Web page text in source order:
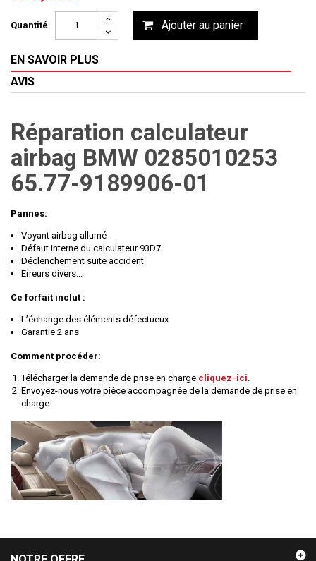
Quantité Ajouter au panier
EN SAVOIR PLUS
AVIS
Réparation calculateur
airbag BMW 0285010253
65.77-9189906-01
Pannes:
Voyant airbag allumé
Défaut interne du calculateur 93D7
Déclenchement suite accident
Erreurs divers...
Ce forfait inclut :
L’échange des éléments défectueux
Garantie 2 ans
Comment procéder:
Télécharger la demande de prise en charge cliquez-ici.
Envoyez-nous votre pièce accompagnée de la demande de prise en
charge.